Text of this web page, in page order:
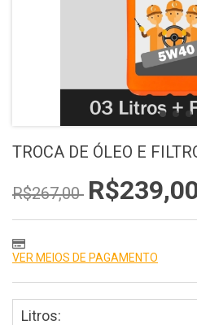
TROCA DE ÓLEO E
R$267,00
VER MEIOS DE PAGAMENTO
Litros: